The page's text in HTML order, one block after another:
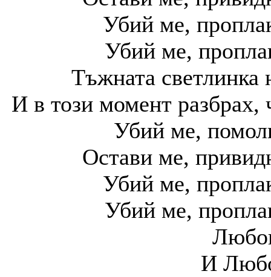
Убий ме,
Убий ме,
Тъжната светлинка
И в този момент разбрах,
Убий ме,
Остави ме,
Убий ме,
Убий ме,
И